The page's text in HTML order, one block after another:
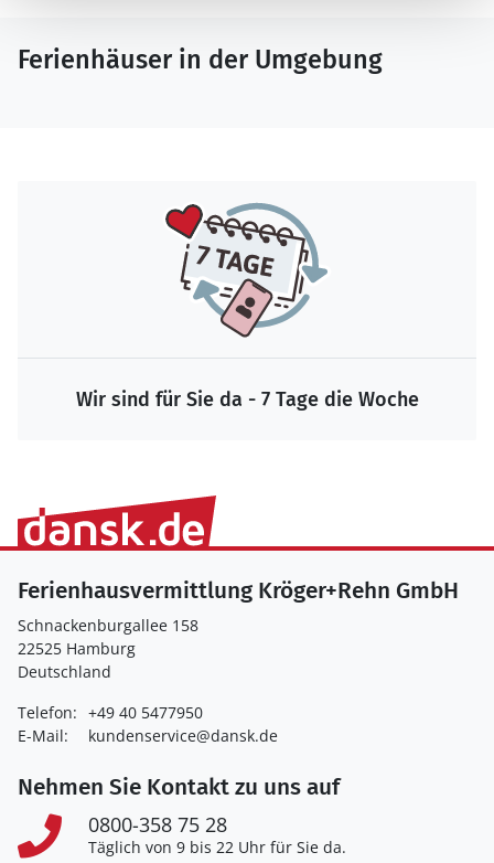
Ferienhäuser in der Umgebung
Wir sind für Sie da - 7 Tage die Woche
Ferienhausvermittlung Kröger+Rehn GmbH
Schnackenburgallee 158
22525 Hamburg
Deutschland
Telefon: +49 40 5477950
E-Mail:
kundenservice@dansk.de
Nehmen Sie Kontakt zu uns auf
0800-358 75 28
Täglich von 9 bis 22 Uhr für Sie da.